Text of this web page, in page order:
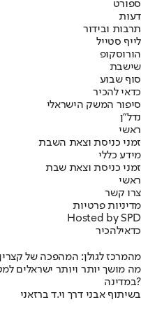
ספורט
דעות
תרבות ובידור
לייף סטייל
הורוסקופ
שישבת
סוף שבוע
כדאי להכיר
סיפור המשק הישראלי
נדל"ן
ראשי
זמני כניסת וצאת השבת
מידע כללי
זמני כניסת וצאת שבת
ראשי
צרו קשר
מדיניות פרטיות
Hosted by SPD
כדאילהכיר
מהמרכז לגולן: המהפכה של
מה מושך יותר ויותר ישראלים
במדינה?
בשיתוף אבני דרך וי.ד ברזאני